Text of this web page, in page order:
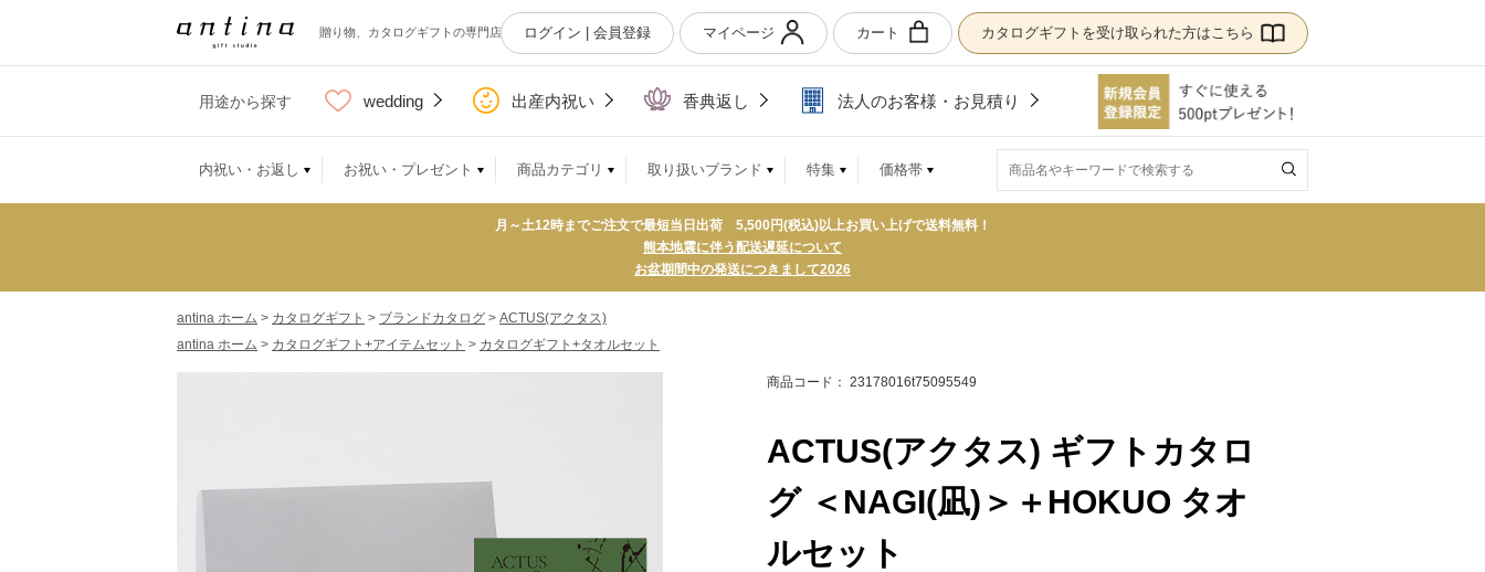
贈り物、カタログギフトの専門店 ログイン | 会員登録 マイページ カート カタログギフトを受け取られた方はこちら
用途から探す wedding 出産内祝い 香典返し 法人のお客様・お見積り
内祝い・お返し お祝い・プレゼント 商品カテゴリ 取り扱いブランド 特集 価格帯
月～土12時までご注文で最短当日出荷 5,500円(税込)以上お買い上げで送料無料！
熊本地震に伴う配送遅延について
お盆期間中の発送につきまして2026
antina ホーム > カタログギフト > ブランドカタログ > ACTUS(アクタス)
antina ホーム > カタログギフト+アイテムセット > カタログギフト+タオルセット
商品コード： 23178016t75095549
ACTUS(アクタス) ギフトカタロ
グ ＜NAGI(凪)＞＋HOKUO タオ
ルセット